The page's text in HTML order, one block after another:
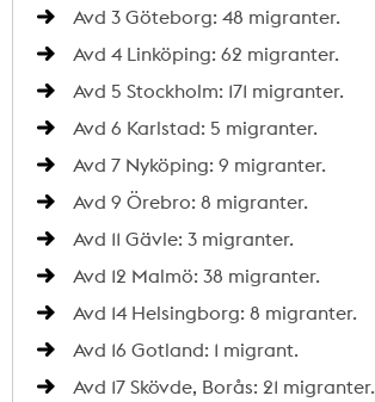
Avd 3 Göteborg: 48 migranter.
Avd 4 Linköping: 62 migranter.
Avd 5 Stockholm: 171 migranter.
Avd 6 Karlstad: 5 migranter.
Avd 7 Nyköping: 9 migranter.
Avd 9 Örebro: 8 migranter.
Avd 11 Gävle: 3 migranter.
Avd 12 Malmö: 38 migranter.
Avd 14 Helsingborg: 8 migranter.
Avd 16 Gotland: 1 migrant.
Avd 17 Skövde, Borås: 21 migranter.